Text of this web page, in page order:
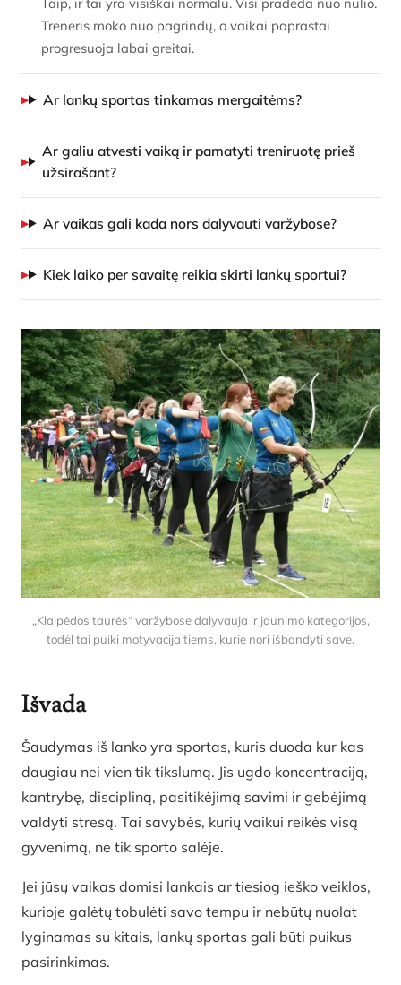
Treneris moko nuo pagrindų, o vaikai paprastai
progresuoja labai greitai.
Ar lankų sportas tinkamas mergaitėms?
Ar galiu atvesti vaiką ir pamatyti treniruotę prieš
užsirašant?
Ar vaikas gali kada nors dalyvauti varžybose?
Kiek laiko per savaitę reikia skirti lankų sportui?
„Klaipėdos taurės“ varžybose dalyvauja ir jaunimo kategorijos,
todėl tai puiki motyvacija tiems, kurie nori išbandyti save.
Išvada
Šaudymas iš lanko yra sportas, kuris duoda kur kas
daugiau nei vien tik tikslumą. Jis ugdo koncentraciją,
kantrybę, discipliną, pasitikėjimą savimi ir gebėjimą
valdyti stresą. Tai savybės, kurių vaikui reikės visą
gyvenimą, ne tik sporto salėje.
Jei jūsų vaikas domisi lankais ar tiesiog ieško veiklos,
kurioje galėtų tobulėti savo tempu ir nebūtų nuolat
lyginamas su kitais, lankų sportas gali būti puikus
pasirinkimas.